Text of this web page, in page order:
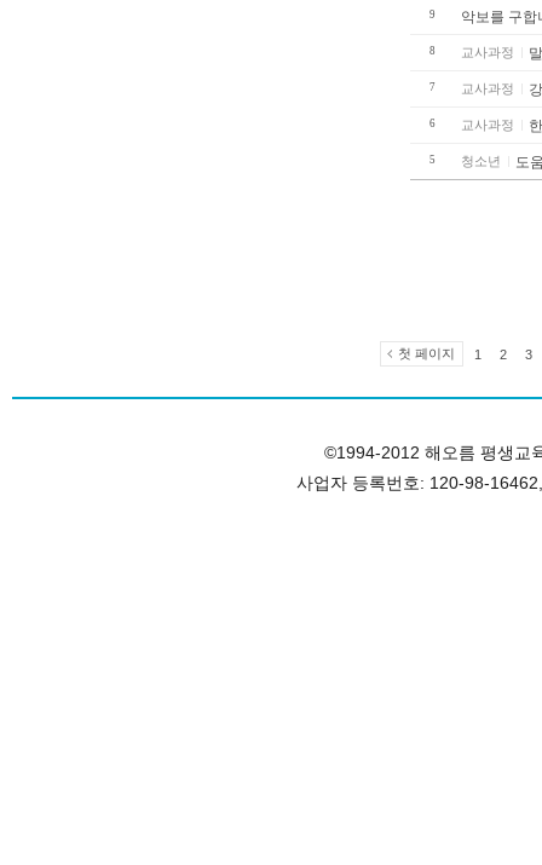
9 악보를 구합
8 교사과정
7 교사과정
6 교사과정
5 청소년 도
첫 페이지 1 2 3
©1994-2012 해오름 평생교
사업자 등록번호: 120-98-